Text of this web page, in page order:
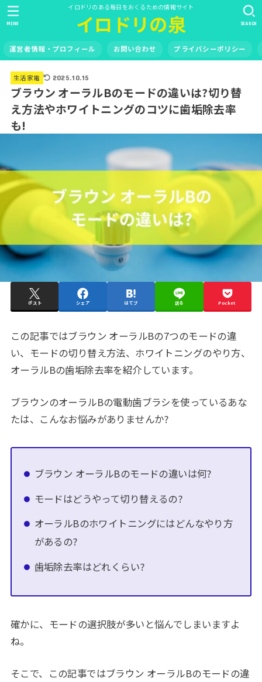
イロドリのある毎日をおくるための情報サイト
イロドリの泉
運営者情報・プロフィール お問い合わせ プライバシーポリシー
SEARCH
MENU
生活家電 2025.10.15
ブラウン オーラルBのモードの違いは?切り替
え方法やホワイトニングのコツに歯垢除去率
も!
ポスト シェア はてブ 送る Pocket
この記事ではブラウン オーラルBの7つのモードの違
い、モードの切り替え方法、ホワイトニングのやり方、
オーラルBの歯垢除去率を紹介しています。
ブラウンのオーラルBの電動歯ブラシを使っているあな
たは、こんなお悩みがありませんか?
ブラウン オーラルBのモードの違いは何?
モードはどうやって切り替えるの?
オーラルBのホワイトニングにはどんなやり方
があるの?
歯垢除去率はどれくらい?
確かに、モードの選択肢が多いと悩んでしまいますよ
ね。
そこで、この記事ではブラウン オーラルBのモードの違